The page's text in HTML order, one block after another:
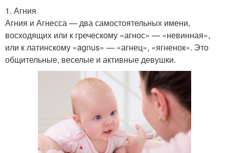
1. Агния
Агния и Агнесса — два самостоятельных имени,
восходящих или к греческому «агнос» — «невинная»,
или к латинскому «agnus» — «агнец», «ягненок». Это
общительные, веселые и активные девушки.